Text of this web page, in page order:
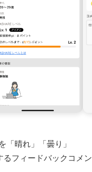
晴れ」「曇り」
るフィードバックコメン